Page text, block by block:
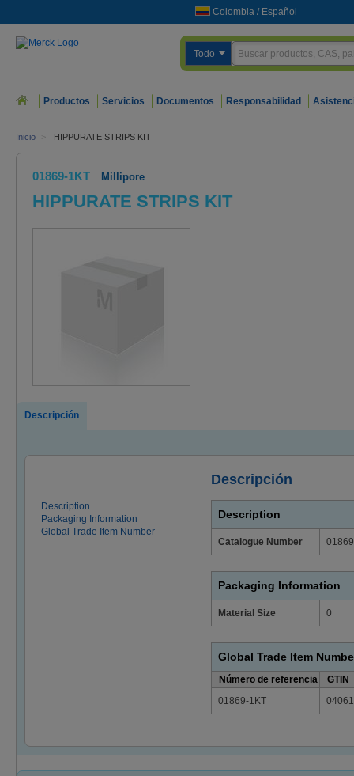
Colombia / Español
Todo
Productos Servicios Documentos Responsabilidad
Inicio > HIPPURATE STRIPS KIT
01869-1KT Millipore
HIPPURATE STRIPS KIT
Descripción
Descripción
Description
Packaging Information
Global Trade Item Number
Description
Catalogue Number
Packaging Information
Material Size 0
Global Trade Item
Número de referencia
GTIN
01869-1KT